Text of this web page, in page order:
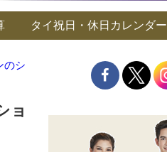
タイ祝日・休日カレンダー
のシ
ョ